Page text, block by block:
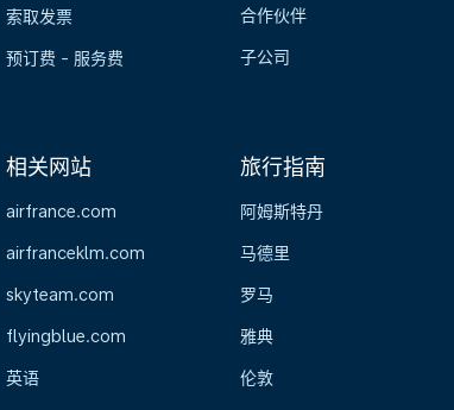
索取发票
预订费 - 服务费
合作伙伴
子公司
相关网站
airfrance.com
airfranceklm.com
skyteam.com
flyingblue.com
英语
旅行指南
阿姆斯特丹
马德里
罗马
雅典
伦敦